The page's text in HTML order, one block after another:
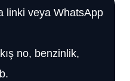
linki veya WhatsApp
no, benzinlik,